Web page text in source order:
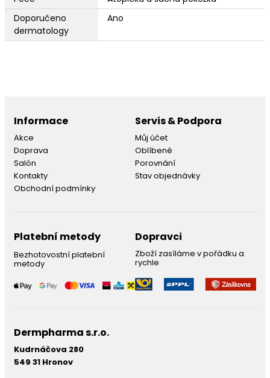
Doporučeno
dermatology
Ano
Informace
Akce
Doprava
Salón
Kontakty
Obchodní podmínky
Servis & Podpora
Můj účet
Oblíbené
Porovnání
Stav objednávky
Platební metody
Bezhotovostní platební
metody
Dopravci
Zboží zasíláme v pořádku a
rychle
Dermpharma s.r.o.
Kudrnáčova 280
549 31 Hronov